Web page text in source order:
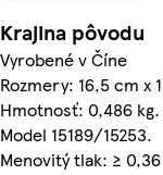
Krajina pôvodu
Vyrobené v Číne
Rozmery: 16,5 cm x
Hmotnosť: 0,486 kg.
Model 15189/15253.
Menovitý tlak: ≥ 0,36